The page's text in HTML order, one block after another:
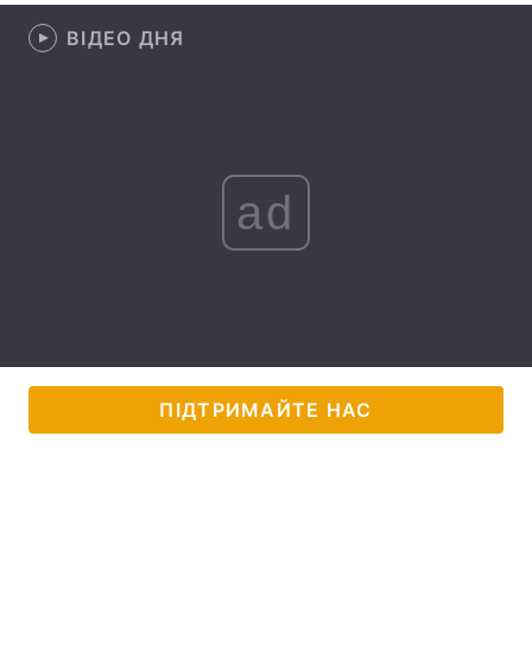
Здоров'я
Архів Вакансії
ВІДЕО ДНЯ
ad
ПІДТРИМАЙТЕ НАС